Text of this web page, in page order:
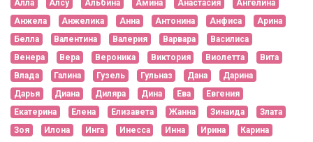
Алла
Алсу Альбина Амина Анастасия
Ангелина
Анжела
Анжелика Анна Антонина Анфиса
Арина
Белла
Валентина Валерия Варвара
Василиса
Венера
Вера Вероника Виктория Виолетта
Вита
Влада
Галина Гузель Гульназ Дана
Дарина
Дарья
Диана Диляра Дина Ева
Евгения
Екатерина
Елена Елизавета Жанна Зинаида
Злата
Зоя
Илона Инга Инесса Инна Ирина
Карина